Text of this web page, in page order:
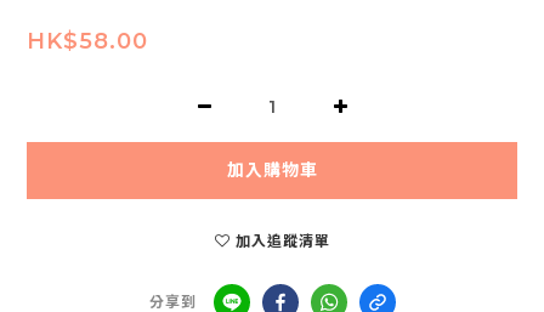
HK$58.00
加入購物車
加入追蹤清單
分享到